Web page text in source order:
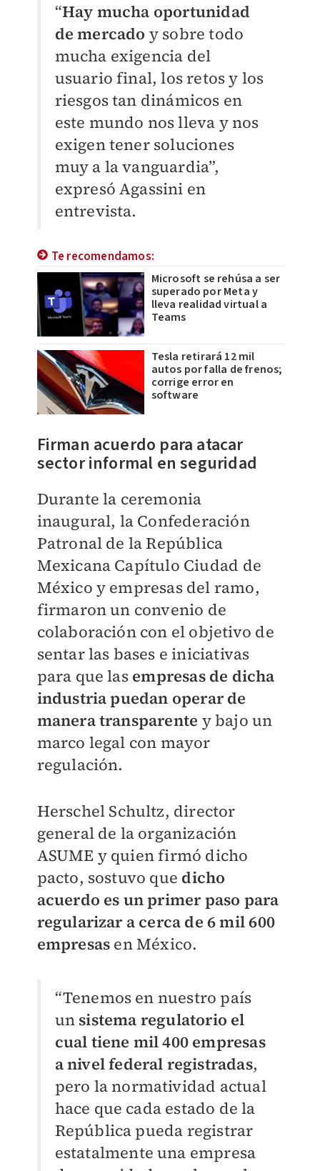
“Hay mucha oportunidad
de mercado y sobre todo
mucha exigencia del
usuario final, los retos y los
riesgos tan dinámicos en
este mundo nos lleva y nos
exigen tener soluciones
muy a la vanguardia”,
expresó Agassini en
entrevista.
Te recomendamos:
Microsoft se rehúsa a ser
superado por Meta y
lleva realidad virtual a
Teams
Tesla retirará 12 mil
autos por falla de frenos;
corrige error en
software
Firman acuerdo para atacar
sector informal en seguridad
Durante la ceremonia
inaugural, la Confederación
Patronal de la República
Mexicana Capítulo Ciudad de
México y empresas del ramo,
firmaron un convenio de
colaboración con el objetivo de
sentar las bases e iniciativas
para que las empresas de dicha
industria puedan operar de
manera transparente y bajo un
marco legal con mayor
regulación.
Herschel Schultz, director
general de la organización
ASUME y quien firmó dicho
pacto, sostuvo que dicho
acuerdo es un primer paso para
regularizar a cerca de 6 mil 600
empresas en México.
“Tenemos en nuestro país
unsistema regulatorio el
cual tiene mil 400 empresas
a nivel federal registradas,
pero la normatividad actual
hace que cada estado de la
República pueda registrar
estatalmente una empresa